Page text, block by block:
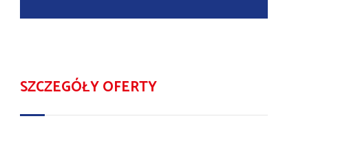
SZCZEGÓŁY OFERTY